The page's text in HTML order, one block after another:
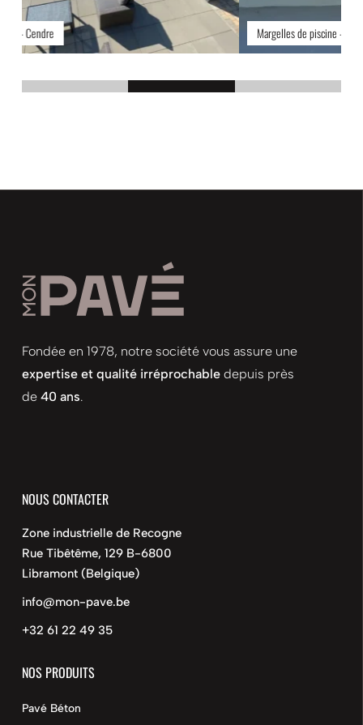
Margelles de piscine - Cendre
Fondée en 1978, notre société vous assure une
expertise et qualité irréprochabledepuis près
de 40 ans.
NOUS CONTACTER
Zone industrielle de Recogne
Rue Tibêtême, 129 B-6800
Libramont (Belgique)
info@mon-pave.be
+32 61 22 49 35
NOS PRODUITS
Pavé Béton